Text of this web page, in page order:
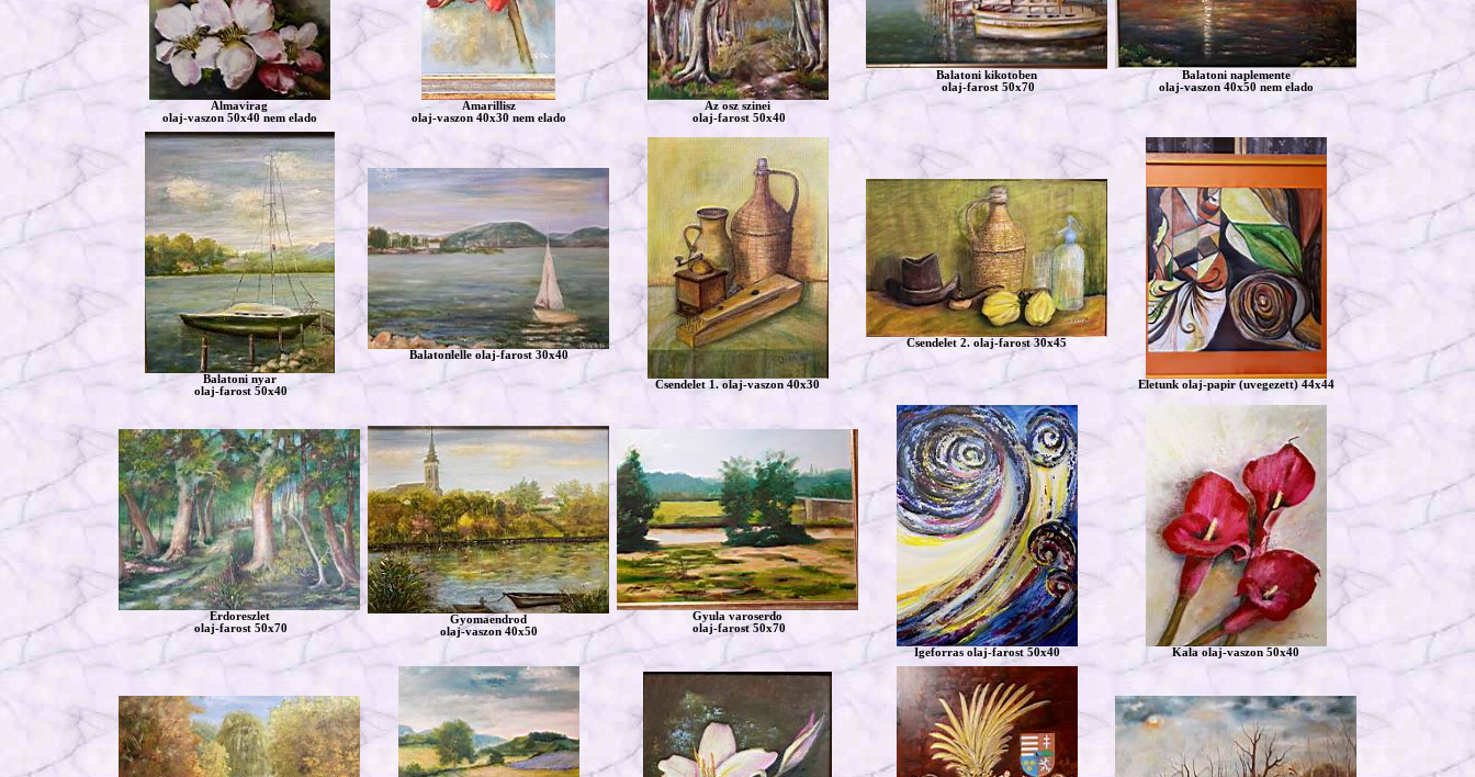
Almavirag
olaj-vaszon 50x40 nem elado
Amarillisz
olaj-vaszon 40x30 nem elado
Az osz szinei
olaj-farost 50x40
Balatoni kikotoben
olaj-farost 50x70
Balatoni naplemente
olaj-vaszon 40x50 nem elado
Balatoni nyar
olaj-farost 50x40
Balatonlelle olaj-farost 30x40
Csendelet 1. olaj-vaszon 40x30
Csendelet 2. olaj-farost 30x45
Eletunk olaj-papir (uvegezett) 44x44
Erdoreszlet
olaj-farost 50x70
Gyomaendrod
olaj-vaszon 40x50
Gyula varoserdo
olaj-farost 50x70
Igeforras olaj-farost 50x40
Kala olaj-vaszon 50x40